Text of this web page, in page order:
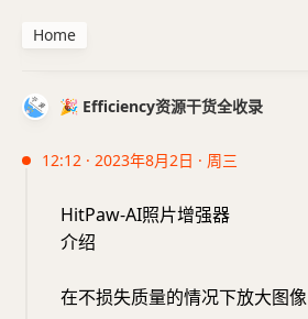
🎉 Efficiency资源干货全收录
12:12 · 2023年8月2日 · 周三
HitPaw-AI照片增强器
介绍
在不损失质量的情况下放大图像
Home